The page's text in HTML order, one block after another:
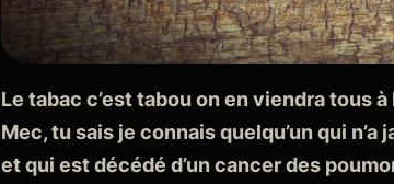
Le tabac c’est tabou on en viendra tous à
Mec, tu sais je connais quelqu’un qui
et qui est décédé d’un cancer des